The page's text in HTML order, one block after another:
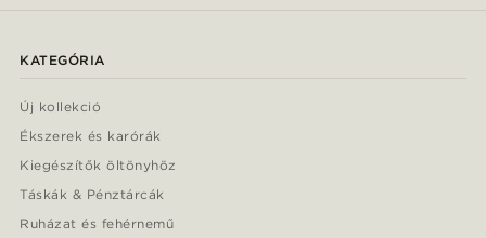
KATEGÓRIA
Új kollekció
Ékszerek és karórák
Kiegészítők öltönyhöz
Táskák & Pénztárcák
Ruházat és fehérnemű